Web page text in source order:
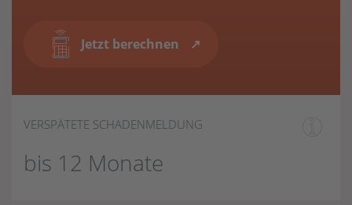
Jetzt berechnen
VERSPÄTETE SCHADENMELDUNG
bis 12 Monate